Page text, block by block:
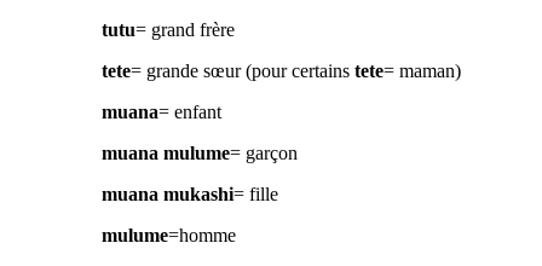
tutu= grand frère
tete= grande sœur (pour certains tete= maman)
muana= enfant
muana mulume= garçon
muana mukashi= fille
mulume=homme